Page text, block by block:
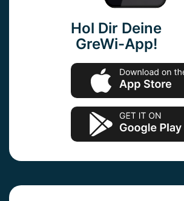
Hol Dir Deine
GreWi-App!